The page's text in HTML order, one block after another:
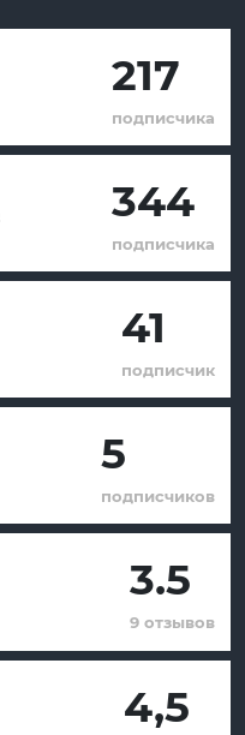
217
подписчика
344
подписчика
41
подписчик
5
подписчиков
3.5
9 отзывов
4,5